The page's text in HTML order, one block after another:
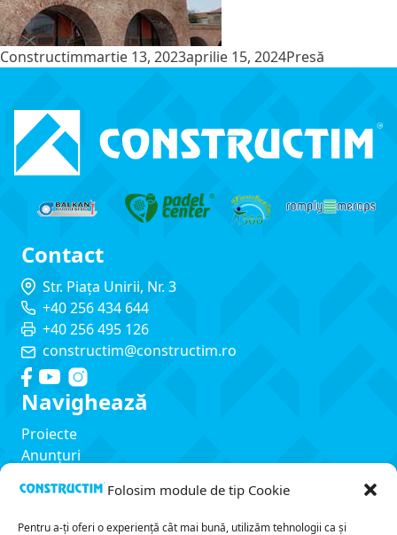
Folosim module de tip Cookie
Pentru a-ți oferi o experiență cât mai bună, utilizăm tehnologii ca și
Posted by
Constructimmartie 13, 2023aprilie 15, 2024Posted in
Presă
Contact
Str. Piața Unirii, Nr. 3
+40 256 434 644
+40 256 495 126
constructim@constructim.ro
Navighează
Proiecte
Anunțuri
Despre noi
Contact